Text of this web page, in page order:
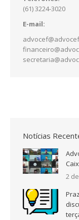
(61) 3224-3020
E-mail:
Notícias
2